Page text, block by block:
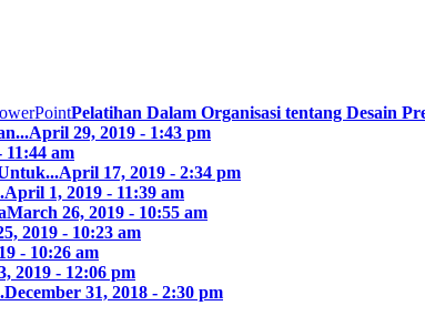
Pelatihan Dalam Organisasi tentang Desain
April 29, 2019 - 1:43 pm
11:44 am
April 17, 2019 - 2:34 pm
April 1, 2019 - 11:39 am
March 26, 2019 - 10:55 am
2019 - 10:23 am
- 10:26 am
2019 - 12:06 pm
December 31, 2018 - 2:30 pm